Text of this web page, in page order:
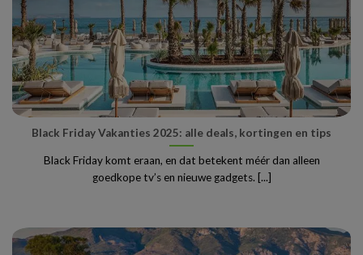
Black Friday Vakanties 2025: alle deals, kortingen en tips
Black Friday komt eraan, en dat betekent méér dan alleen
goedkope tv’s en nieuwe gadgets. [...]